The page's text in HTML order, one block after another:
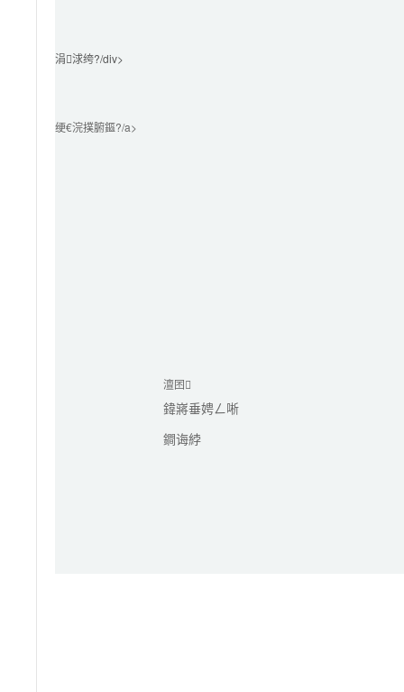
涓浗绔?/div>
绠€浣撲腑鏂?/a>
澶囨
鍏嶈垂娉ㄥ唽
鐧诲綍